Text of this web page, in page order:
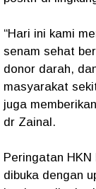
“Hari ini kami
senam sehat
donor darah,
masyarakat
juga
dr Zainal.
Peringatan HKN
dibuka dengan